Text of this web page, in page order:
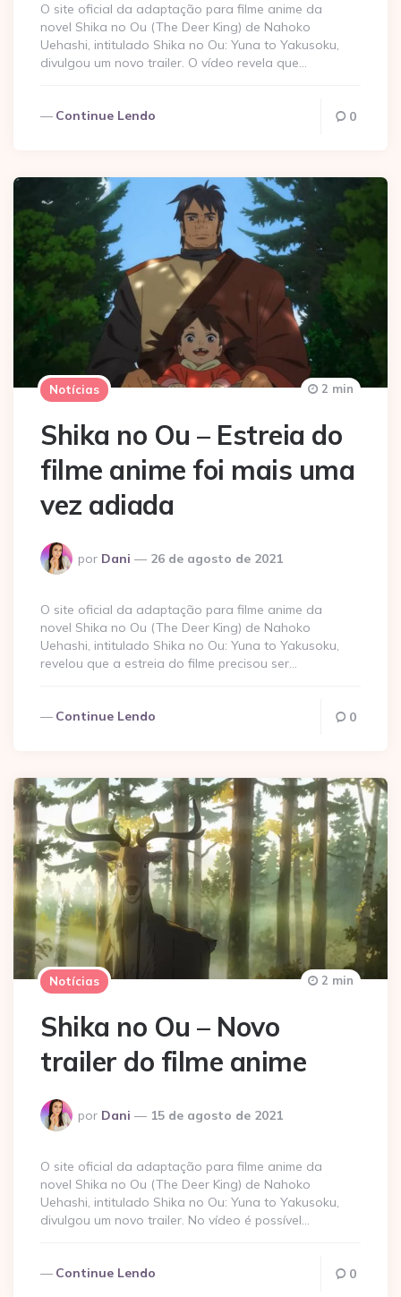
O site oficial da adaptação para filme anime da
novel Shika no Ou (The Deer King) de Nahoko
Uehashi, intitulado Shika no Ou: Yuna to Yakusoku,
divulgou um novo trailer. O vídeo revela que…
Continue Lendo 0
Notícias
Shika no Ou – Estreia do
filme anime foi mais uma
vez adiada
Postado
por
por Dani 26 de agosto de 2021
2 min
O site oficial da adaptação para filme anime da
novel Shika no Ou (The Deer King) de Nahoko
Uehashi, intitulado Shika no Ou: Yuna to Yakusoku,
revelou que a estreia do filme precisou ser…
Continue Lendo 0
Notícias
Shika no Ou – Novo
trailer do filme anime
Postado
por
por Dani 15 de agosto de 2021
2 min
O site oficial da adaptação para filme anime da
novel Shika no Ou (The Deer King) de Nahoko
Uehashi, intitulado Shika no Ou: Yuna to Yakusoku,
divulgou um novo trailer. No vídeo é possível…
Continue Lendo 0